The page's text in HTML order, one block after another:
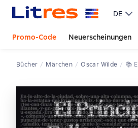
DE
Promo-Code Neuerscheinungen
Bücher Märchen Oscar Wilde 📚